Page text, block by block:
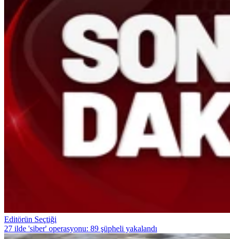
Editörün Seçtiği
27 ilde 'siber' operasyonu: 89 şüpheli yakalandı